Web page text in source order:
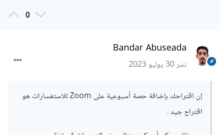
0
Bandar Abuseada
نشر30 يوليو 2023
إن اقتراحك بإضافة حصة أسبوعية على Zoom للاستفسارات هو
اقتراح جيد .